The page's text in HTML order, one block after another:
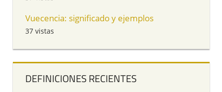
Vuecencia: significado y ejemplos
37 vistas
DEFINICIONES RECIENTES